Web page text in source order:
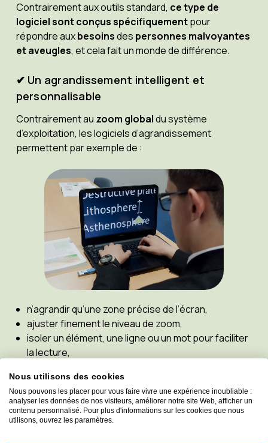
Contrairement aux outils standard, ce type de
logiciel sont conçus spécifiquementpour
répondre auxbesoinsdes personnes malvoyantes
et aveugles, et cela fait un monde de différence.
✔ Un agrandissement intelligent et
personnalisable
Contrairement au zoom globaldu système
d’exploitation, les logiciels d’agrandissement
permettent par exemple de :
n’agrandir qu’une zone précise de l’écran,
ajuster finement le niveau de zoom,
isoler un élément, une ligne ou un mot pour faciliter
la lecture,
luminosité selon les préférences visuelles de
l’utilisateur.
enregistrer vos préférences de visualisation
Nous utilisons des cookies
Nous pouvons les placer pour vous faire vivre une expérience inoubliable :
analyser les données de nos visiteurs, améliorer notre site Web, afficher un
contenu personnalisé. Pour plus d'informations sur les cookies que nous
utilisons, ouvrez les paramètres.